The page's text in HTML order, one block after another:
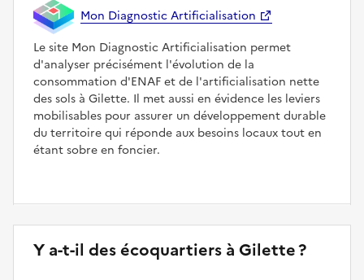
Mon Diagnostic Artificialisation
Le site Mon Diagnostic Artificialisation permet
d'analyser précisément l'évolution de la
consommation d'ENAF et de l'artificialisation nette
des sols à Gilette. Il met aussi en évidence les leviers
mobilisables pour assurer un développement durable
du territoire qui réponde aux besoins locaux tout en
étant sobre en foncier.
Y a-t-il des écoquartiers à Gilette ?